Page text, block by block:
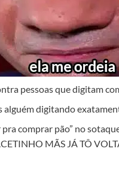
pessoas que digitam
alguém digitando
comprar pão” no
MÃS JÁ TÔ